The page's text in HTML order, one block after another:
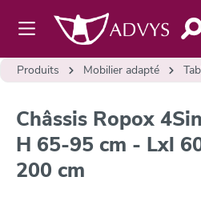
principal
Produits Mobilier adapté
Châssis Ropox
H 65-95 cm - Lxl
200 cm